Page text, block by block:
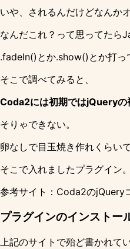
いや、されるんだけどなんかオ
なんだこれ？って思ってたら
.fadeIn()とか.show()とか打っ
そこで調べてみると、
Coda2には初期ではjQueryの
そりゃできない。
卵なしで目玉焼き作れくらいで
そこで入れましたプラグイン。
参考サイト： Coda2のjQuery
プラグインのインストー
上記のサイトで殆ど書かれてい